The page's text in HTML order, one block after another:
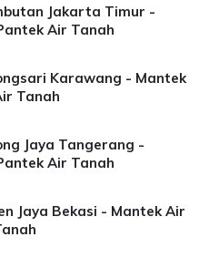
Jakarta Timur -
Air Tanah
Karawang - Mantek
Tanah
Jaya Tangerang -
Air Tanah
Jaya Bekasi - Mantek Air